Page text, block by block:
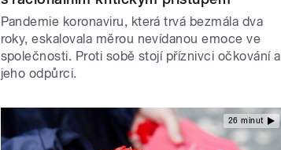
Pandemie koronaviru, která trvá bezmála dva
roky, eskalovala měrou nevídanou emoce ve
společnosti. Proti sobě stojí příznivci očkování a
jeho odpůrci.
26 minut